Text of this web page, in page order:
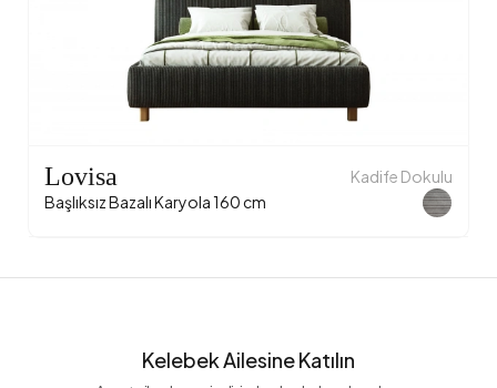
Lovisa
Başlıksız Bazalı Karyola 160 cm
Kadife Dokulu
Kelebek Ailesine Katılın